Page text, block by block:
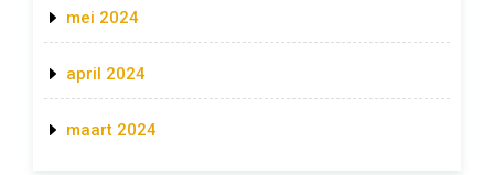
mei 2024
april 2024
maart 2024